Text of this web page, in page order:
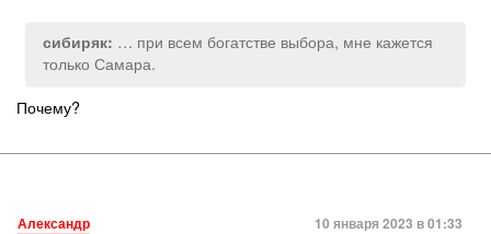
сибиряк: … при всем богатстве выбора, мне кажется
только Самара.
Почему?
Александр 10 января 2023 в 01:33